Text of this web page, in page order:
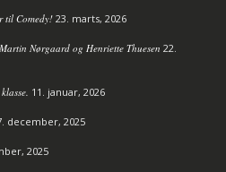
til Comedy! 23. marts, 2026
Nørgaard og Henriette Thuesen 22.
11. januar, 2026
december, 2025
2025